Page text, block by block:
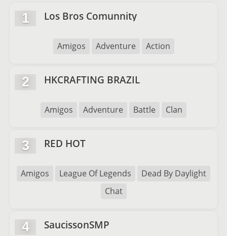
1 Los Bros Comunnity
Amigos Adventure Action
2 HKCRAFTING BRAZIL
Amigos Adventure Battle Clan
3 RED HOT
Amigos League Of Legends
Dead By Daylight
Chat
4 SaucissonSMP